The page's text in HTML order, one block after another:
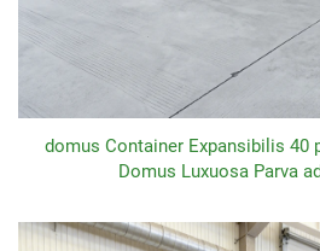
domus Container Expansibilis 40
Domus Luxuosa Parva